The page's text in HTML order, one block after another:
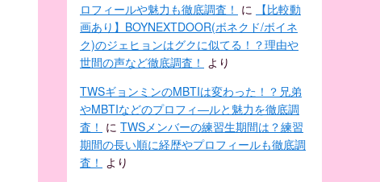
ロフィールや魅力も徹底調査！ に
【比較動
画あり】BOYNEXTDOOR(ボネクド/ボイネ
ク)のジェヒョンはグクに似てる！？理由や
世間の声など徹底調査！ より
TWSギョンミンのMBTIは変わった！？兄弟
やMBTIなどのプロフィ―ルと魅力を徹底調
査！ に TWSメンバーの練習生期間は？練習
期間の長い順に経歴やプロフィールも徹底調
査！ より